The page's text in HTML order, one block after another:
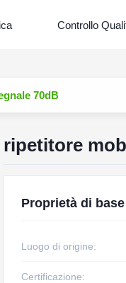
Controllo
70dB
ripetitore
Proprietà di base
Luogo di origine:
Certificazione: